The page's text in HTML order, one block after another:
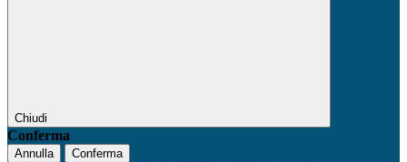
Chiudi
Conferma
Annulla Conferma